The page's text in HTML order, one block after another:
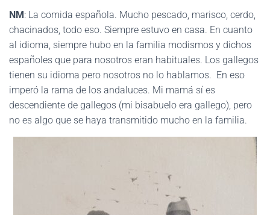
NM : La comida española. Mucho pescado, marisco, cerdo,
chacinados, todo eso. Siempre estuvo en casa. En cuanto
al idioma, siempre hubo en la familia modismos y dichos
españoles que para nosotros eran habituales. Los gallegos
tienen su idioma pero nosotros no lo hablamos. En eso
imperó la rama de los andaluces. Mi mamá sí es
descendiente de gallegos (mi bisabuelo era gallego), pero
no es algo que se haya transmitido mucho en la familia.